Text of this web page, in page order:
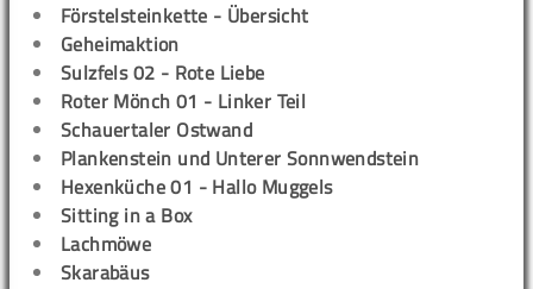
Förstelsteinkette - Übersicht
Geheimaktion
Sulzfels 02 - Rote Liebe
Roter Mönch 01 - Linker Teil
Schauertaler Ostwand
Plankenstein und Unterer Sonnwendstein
Hexenküche 01 - Hallo Muggels
Sitting in a Box
Lachmöwe
Skarabäus